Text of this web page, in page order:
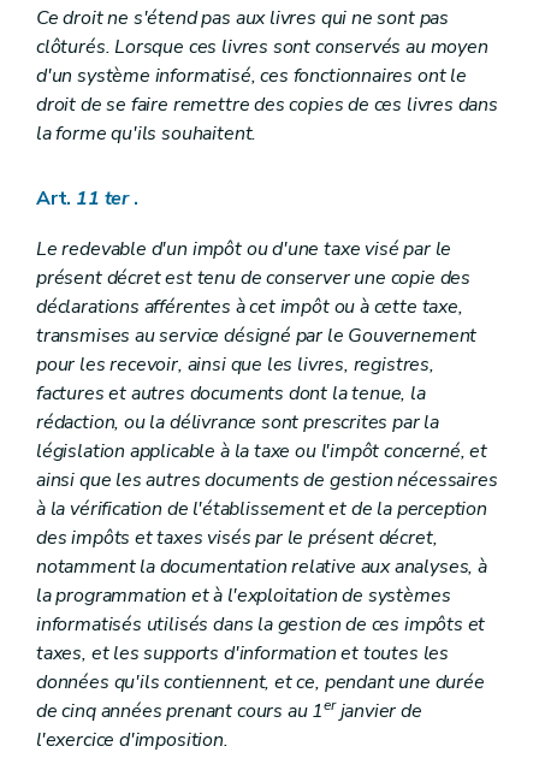
Ce droit ne s'étend pas aux livres qui ne sont pas
clôturés. Lorsque ces livres sont conservés au moyen
d'un système informatisé, ces fonctionnaires ont le
droit de se faire remettre des copies de ces livres dans
la forme qu'ils souhaitent.
Art. 11 ter .
Le redevable d'un impôt ou d'une taxe visé par le
présent décret est tenu de conserver une copie des
déclarations afférentes à cet impôt ou à cette taxe,
transmises au service désigné par le Gouvernement
pour les recevoir, ainsi que les livres, registres,
factures et autres documents dont la tenue, la
rédaction, ou la délivrance sont prescrites par la
législation applicable à la taxe ou l'impôt concerné, et
ainsi que les autres documents de gestion nécessaires
à la vérification de l'établissement et de la perception
des impôts et taxes visés par le présent décret,
notamment la documentation relative aux analyses, à
la programmation et à l'exploitation de systèmes
informatisés utilisés dans la gestion de ces impôts et
taxes, et les supports d'information et toutes les
données qu'ils contiennent, et ce, pendant une durée
de cinq années prenant cours au 1erjanvier de
l'exercice d'imposition.